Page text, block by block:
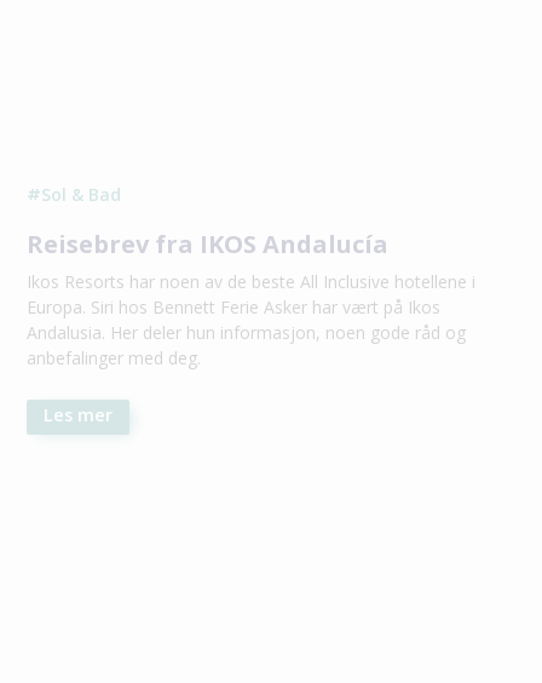
#Sol & Bad
Reisebrev fra IKOS Andalucía
Ikos Resorts har noen av de beste All Inclusive hotellene i
Europa. Siri hos Bennett Ferie Asker har vært på Ikos
Andalusia. Her deler hun informasjon, noen gode råd og
anbefalinger med deg.
Les mer